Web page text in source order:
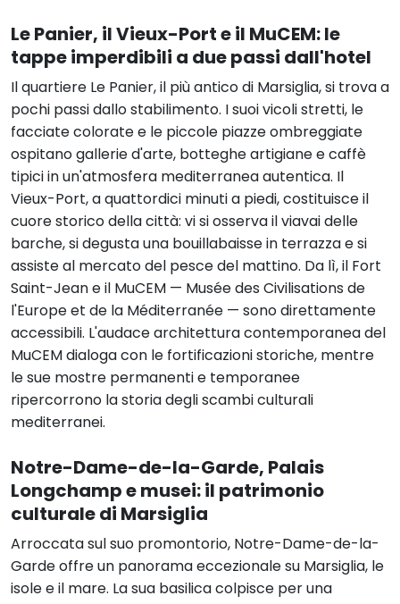
Le Panier, il Vieux-Port e il MuCEM: le
tappe imperdibili a due passi dall'hotel
Il quartiere Le Panier, il più antico di Marsiglia, si trova a
pochi passi dallo stabilimento. I suoi vicoli stretti, le
facciate colorate e le piccole piazze ombreggiate
ospitano gallerie d'arte, botteghe artigiane e caffè
tipici in un'atmosfera mediterranea autentica. Il
Vieux-Port, a quattordici minuti a piedi, costituisce il
cuore storico della città: vi si osserva il viavai delle
barche, si degusta una bouillabaisse in terrazza e si
assiste al mercato del pesce del mattino. Da lì, il Fort
Saint-Jean e il MuCEM — Musée des Civilisations de
l'Europe et de la Méditerranée — sono direttamente
accessibili. L'audace architettura contemporanea del
MuCEM dialoga con le fortificazioni storiche, mentre
le sue mostre permanenti e temporanee
ripercorrono la storia degli scambi culturali
mediterranei.
Notre-Dame-de-la-Garde, Palais
Longchamp e musei: il patrimonio
culturale di Marsiglia
Arroccata sul suo promontorio, Notre-Dame-de-la-
Garde offre un panorama eccezionale su Marsiglia, le
isole e il mare. La sua basilica colpisce per una